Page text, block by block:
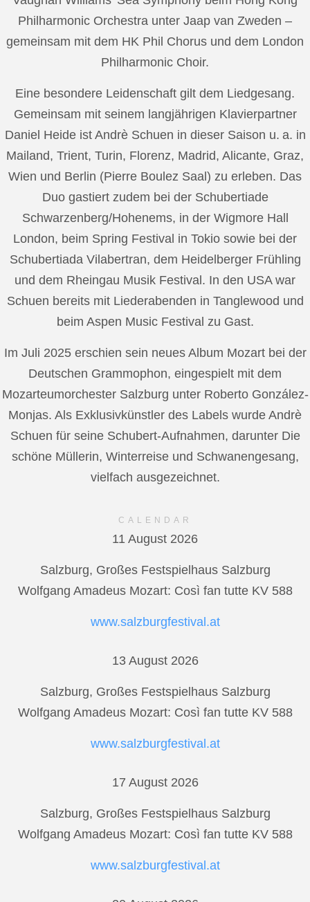
Philharmonic Orchestra unter Jaap van Zweden –
gemeinsam mit dem HK Phil Chorus und dem London
Philharmonic Choir.
Eine besondere Leidenschaft gilt dem Liedgesang.
Gemeinsam mit seinem langjährigen Klavierpartner
Daniel Heide ist Andrè Schuen in dieser Saison u. a. in
Mailand, Trient, Turin, Florenz, Madrid, Alicante, Graz,
Wien und Berlin (Pierre Boulez Saal) zu erleben. Das
Duo gastiert zudem bei der Schubertiade
Schwarzenberg/Hohenems, in der Wigmore Hall
London, beim Spring Festival in Tokio sowie bei der
Schubertiada Vilabertran, dem Heidelberger Frühling
und dem Rheingau Musik Festival. In den USA war
Schuen bereits mit Liederabenden in Tanglewood und
beim Aspen Music Festival zu Gast.
Im Juli 2025 erschien sein neues Album Mozart bei der
Deutschen Grammophon, eingespielt mit dem
Mozarteumorchester Salzburg unter Roberto González-
Monjas. Als Exklusivkünstler des Labels wurde Andrè
Schuen für seine Schubert-Aufnahmen, darunter Die
schöne Müllerin, Winterreise und Schwanengesang,
vielfach ausgezeichnet.
CALENDAR
11 August 2026
Salzburg, Großes Festspielhaus Salzburg
Wolfgang Amadeus Mozart: Così fan tutte KV 588
www.salzburgfestival.at
13 August 2026
Salzburg, Großes Festspielhaus Salzburg
Wolfgang Amadeus Mozart: Così fan tutte KV 588
www.salzburgfestival.at
17 August 2026
Salzburg, Großes Festspielhaus Salzburg
Wolfgang Amadeus Mozart: Così fan tutte KV 588
www.salzburgfestival.at